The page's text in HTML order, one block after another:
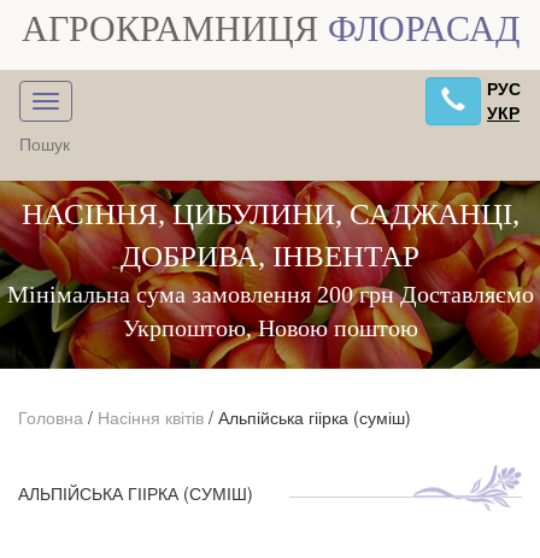
АГРОКРАМНИЦЯ ФЛОРАСАД
РУС
УКР
НАСІННЯ, ЦИБУЛИНИ, САДЖАНЦІ,
ДОБРИВА, ІНВЕНТАР
Мінімальна сума замовлення 200 грн Доставляємо
Укрпоштою, Новою поштою
Головна / Насіння квітів / Альпійська гіірка (суміш)
АЛЬПІЙСЬКА ГІІРКА (СУМІШ)